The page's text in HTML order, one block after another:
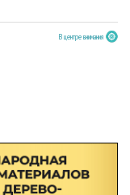
В центре внимания